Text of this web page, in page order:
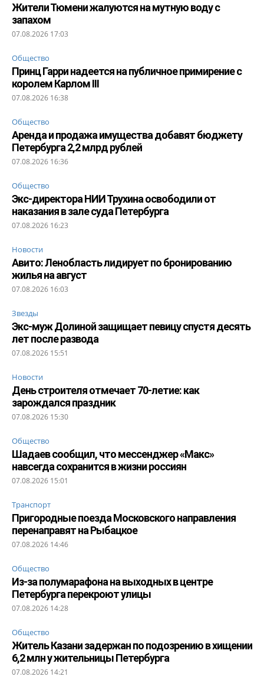
Жители Тюмени жалуются на мутную воду с
запахом
07.08.2026 17:03
Общество
Принц Гарри надеется на публичное примирение с
королем Карлом III
07.08.2026 16:38
Общество
Аренда и продажа имущества добавят бюджету
Петербурга 2,2 млрд рублей
07.08.2026 16:36
Общество
Экс-директора НИИ Трухина освободили от
наказания в зале суда Петербурга
07.08.2026 16:23
Новости
Авито: Ленобласть лидирует по бронированию
жилья на август
07.08.2026 16:03
Звезды
Экс-муж Долиной защищает певицу спустя десять
лет после развода
07.08.2026 15:51
Новости
День строителя отмечает 70-летие: как
зарождался праздник
07.08.2026 15:30
Общество
Шадаев сообщил, что мессенджер «Макс»
навсегда сохранится в жизни россиян
07.08.2026 15:01
Транспорт
Пригородные поезда Московского направления
перенаправят на Рыбацкое
07.08.2026 14:46
Общество
Из-за полумарафона на выходных в центре
Петербурга перекроют улицы
07.08.2026 14:28
Общество
Житель Казани задержан по подозрению в хищении
6,2 млн у жительницы Петербурга
07.08.2026 14:21